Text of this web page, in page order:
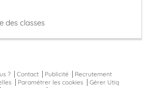
des classes
?
Contact Publicité
Recrutement
Paramétrer les cookies
Gérer Utiq